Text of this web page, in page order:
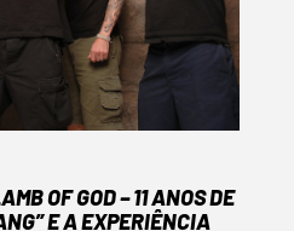
OF GOD – 11 ANOS DE
E A EXPERIÊNCIA